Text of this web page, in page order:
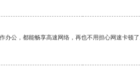
公，都能畅享高速网络，再也不用担心网速卡顿